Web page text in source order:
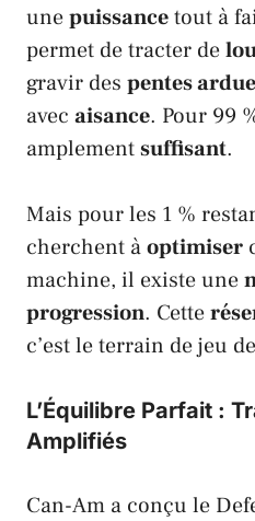
unepuissancetout à
permet de tracter de
gravir des pentes
avec aisance. Pour 99
amplementsuffisant.
Mais pour les 1 %
cherchent àoptimiser
machine, il existe une
progression. Cette
c’est le terrain de jeu
L’Équilibre Parfait :
Amplifiés
Can-Am a conçu le